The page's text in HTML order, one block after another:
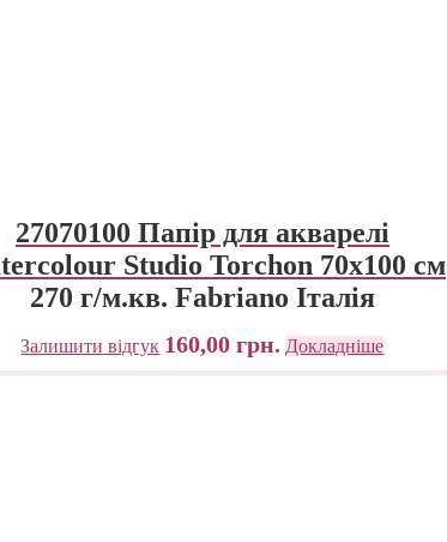
27070100 Папір для акварелі
Studio Torchon 70х100 см
270 г/м.кв. Fabriano Італія
Залишити відгук 160,00грн. Докладніше